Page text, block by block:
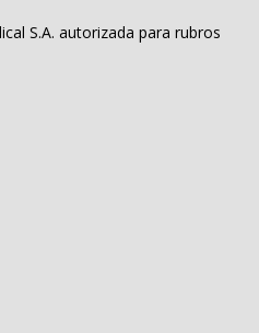
S.A. autorizada para rubros